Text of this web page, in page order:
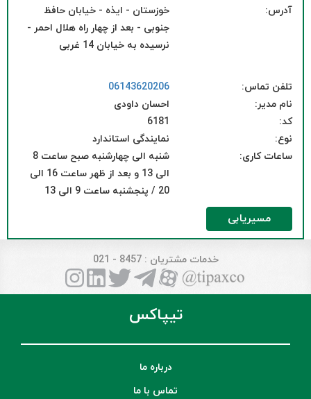
آدرس:
خوزستان - ایذه - خیابان حافظ
جنوبی - بعد از چهار راه هلال احمر -
نرسیده به خیابان 14 غربی
تلفن تماس:
06143620206
نام مدیر:
احسان داودی
کد:
6181
نوع:
نمایندگی استاندارد
ساعات کاری:
شنبه الی چهارشنبه صبح ساعت 8
الی 13 و بعد از ظهر ساعت 16 الی
20 / پنجشنبه ساعت 9 الی 13
مسیریابی
خدمات مشتریان : 8457 - 021
تیپاکس
درباره ما
تماس با ما